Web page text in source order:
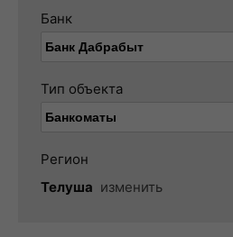
Банк
Тип объекта
Регион
Телуша изменить